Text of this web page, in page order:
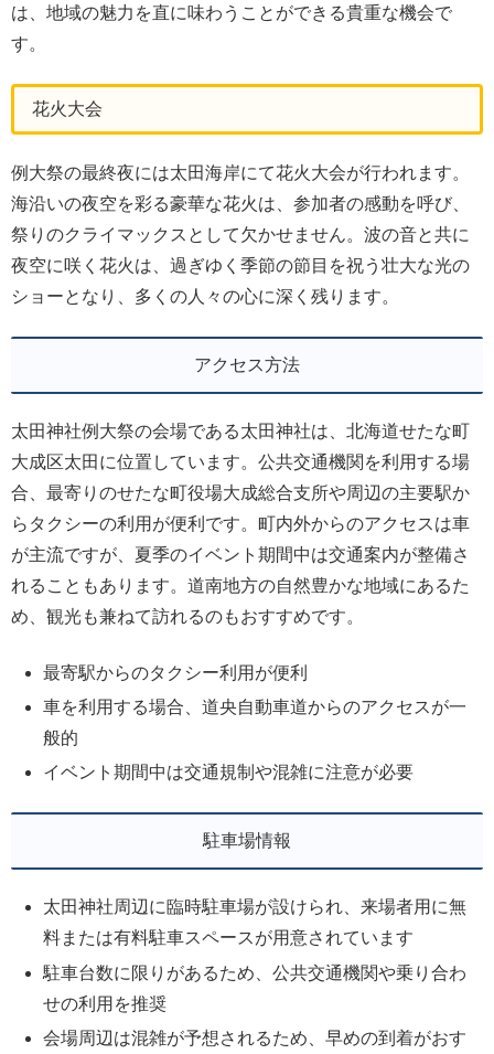
は、地域の魅力を直に味わうことができる貴重な機会で
す。
花火大会
例大祭の最終夜には太田海岸にて花火大会が行われます。
海沿いの夜空を彩る豪華な花火は、参加者の感動を呼び、
祭りのクライマックスとして欠かせません。波の音と共に
夜空に咲く花火は、過ぎゆく季節の節目を祝う壮大な光の
ショーとなり、多くの人々の心に深く残ります。
アクセス方法
太田神社例大祭の会場である太田神社は、北海道せたな町
大成区太田に位置しています。公共交通機関を利用する場
合、最寄りのせたな町役場大成総合支所や周辺の主要駅か
らタクシーの利用が便利です。町内外からのアクセスは車
が主流ですが、夏季のイベント期間中は交通案内が整備さ
れることもあります。道南地方の自然豊かな地域にあるた
め、観光も兼ねて訪れるのもおすすめです。
最寄駅からのタクシー利用が便利
車を利用する場合、道央自動車道からのアクセスが一
般的
イベント期間中は交通規制や混雑に注意が必要
駐車場情報
太田神社周辺に臨時駐車場が設けられ、来場者用に無
料または有料駐車スペースが用意されています
駐車台数に限りがあるため、公共交通機関や乗り合わ
せの利用を推奨
会場周辺は混雑が予想されるため、早めの到着がおす